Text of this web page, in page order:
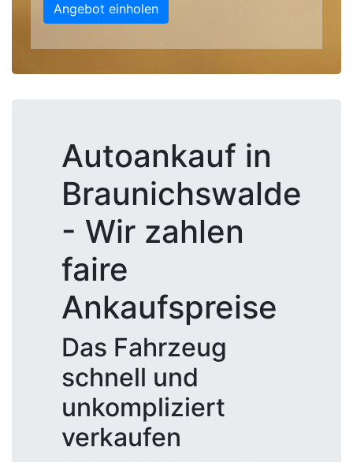
Angebot einholen
Autoankauf in
Braunichswalde
- Wir zahlen
faire
Ankaufspreise
Das Fahrzeug
schnell und
unkompliziert
verkaufen